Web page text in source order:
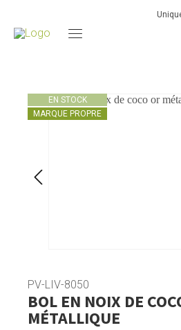
EN STOCK
MARQUE PROPRE
PV-LIV-8050
BOL EN NOIX DE
MÉTALLIQUE